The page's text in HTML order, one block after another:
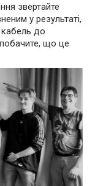
звертайте
у результаті,
кабель до
що це